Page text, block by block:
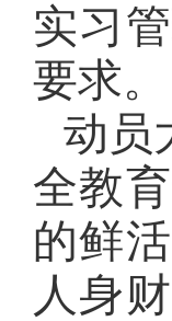
实习
要求。
动员
全教
的鲜
人身